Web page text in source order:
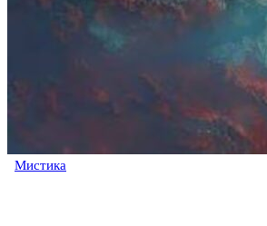
Мистика